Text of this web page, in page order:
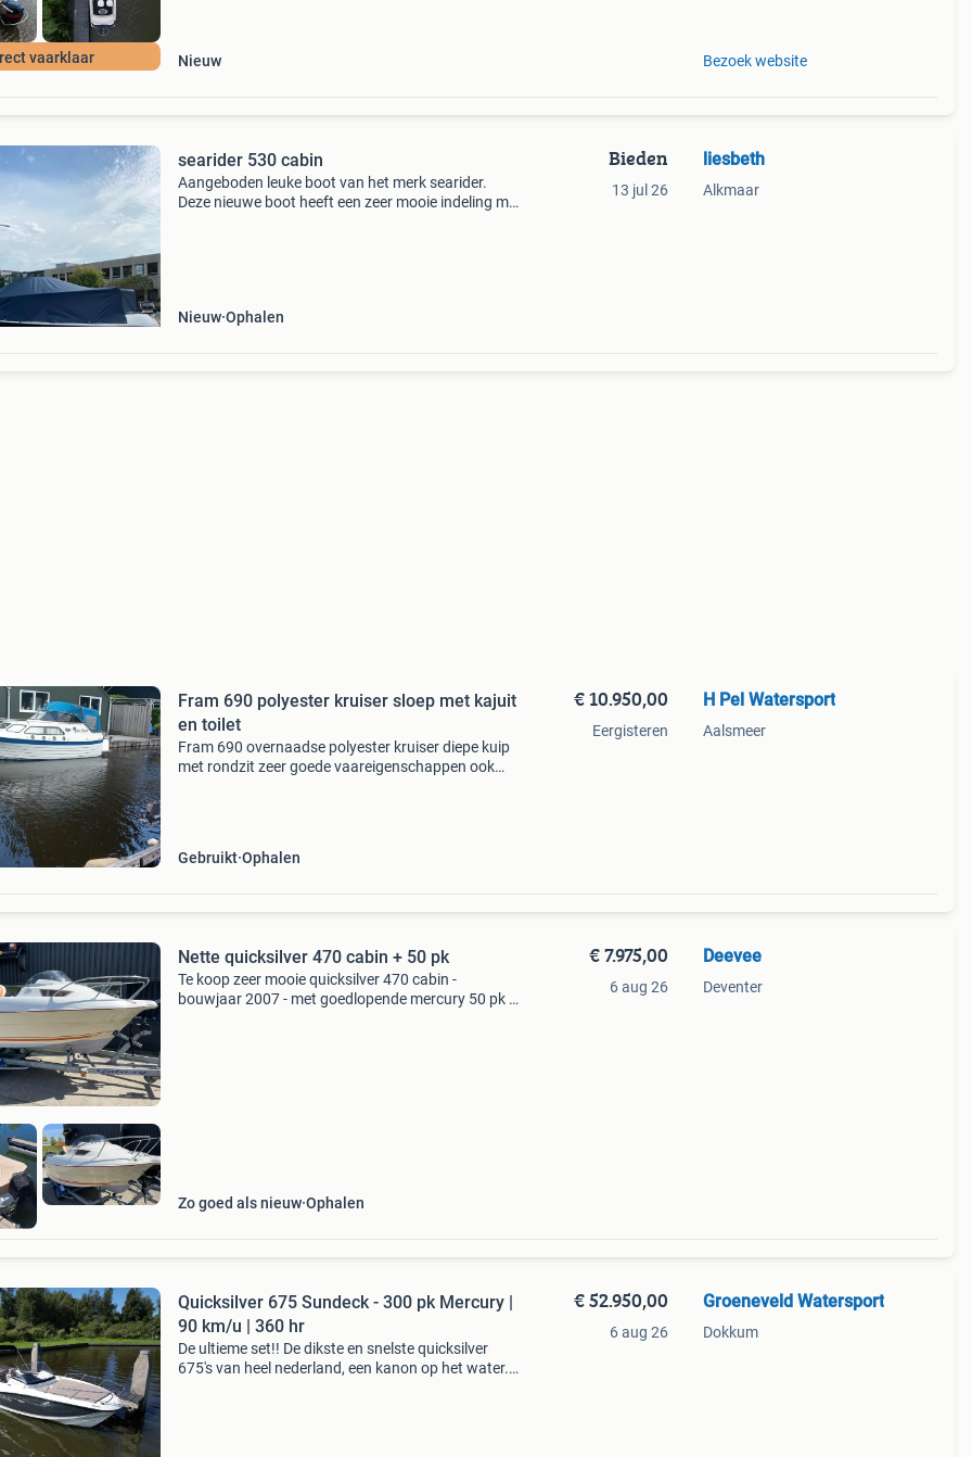
vaarklaar Nieuw Bezoek website
searider 530 cabin
Aangeboden leuke boot van het merk searider.
Deze nieuwe boot heeft een zeer mooie indeling met
Nieuw Ophalen
Bieden
13 jul 26
liesbeth
Alkmaar
Fram 690 polyester kruiser sloep met kajuit
en toilet
Fram 690 overnaadse polyester kruiser diepe kuip
met rondzit zeer goede vaareigenschappen ook
Gebruikt Ophalen
€ 10.950,00
Eergisteren
H Pel Watersport
Aalsmeer
Nette quicksilver 470 cabin + 50 pk
Te koop zeer mooie quicksilver 470 cabin -
bouwjaar 2007 - met goedlopende mercury 50 pk (
Zo goed als nieuw Ophalen
€ 7.975,00
6 aug 26
Deevee
Deventer
Quicksilver 675 Sundeck - 300 pk Mercury |
90 km/u | 360 hr
De ultieme set!! De dikste en snelste quicksilver
675's van heel nederland, een kanon op het water.
€ 52.950,00
6 aug 26
Groeneveld Watersport
Dokkum